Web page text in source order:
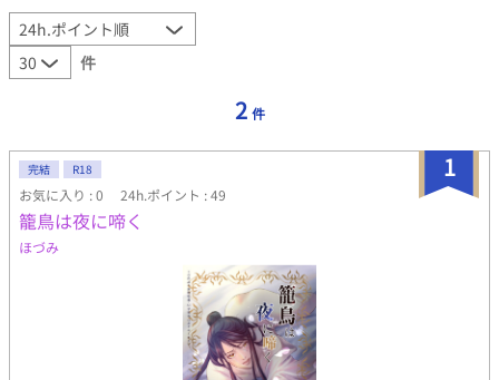
件
2 件
1
完結 R18
お気に入り : 0 24h.ポイント : 49
籠鳥は夜に啼く
ほづみ